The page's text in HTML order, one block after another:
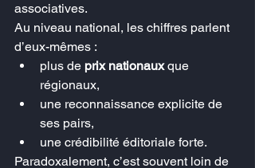
associatives.
Au niveau national, les chiffres parlent
d’eux-mêmes :
plus de prix nationaux que
régionaux,
une reconnaissance explicite de
ses pairs,
une crédibilité éditoriale forte.
Paradoxalement, c’est souvent loin de